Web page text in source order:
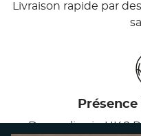
Livraison rapide par
Do you live in UK ?